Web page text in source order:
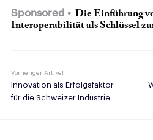
Sponsored
Die Einführung
Interoperabilität als Schlüssel
Vorheriger Artikel
Innovation als Erfolgsfaktor
für die Schweizer Industrie